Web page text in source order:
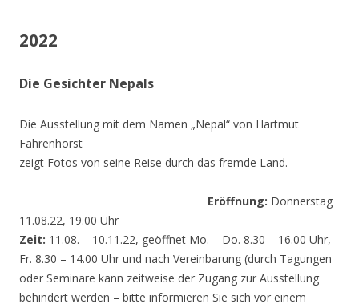
2022
Die Gesichter Nepals
Die Ausstellung mit dem Namen „Nepal“ von Hartmut
Fahrenhorst
zeigt Fotos von seine Reise durch das fremde Land.
Eröffnung: Donnerstag
11.08.22, 19.00 Uhr
Zeit: 11.08. – 10.11.22, geöffnet Mo. – Do. 8.30 – 16.00 Uhr,
Fr. 8.30 – 14.00 Uhr und nach Vereinbarung (durch Tagungen
oder Seminare kann zeitweise der Zugang zur Ausstellung
behindert werden – bitte informieren Sie sich vor einem